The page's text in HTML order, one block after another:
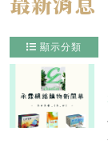
顯示分類